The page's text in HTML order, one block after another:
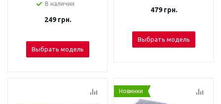
В наличии
249грн.
Выбрать модель
479грн.
Выбрать модель
Новинки